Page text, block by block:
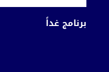
برنامج غداً